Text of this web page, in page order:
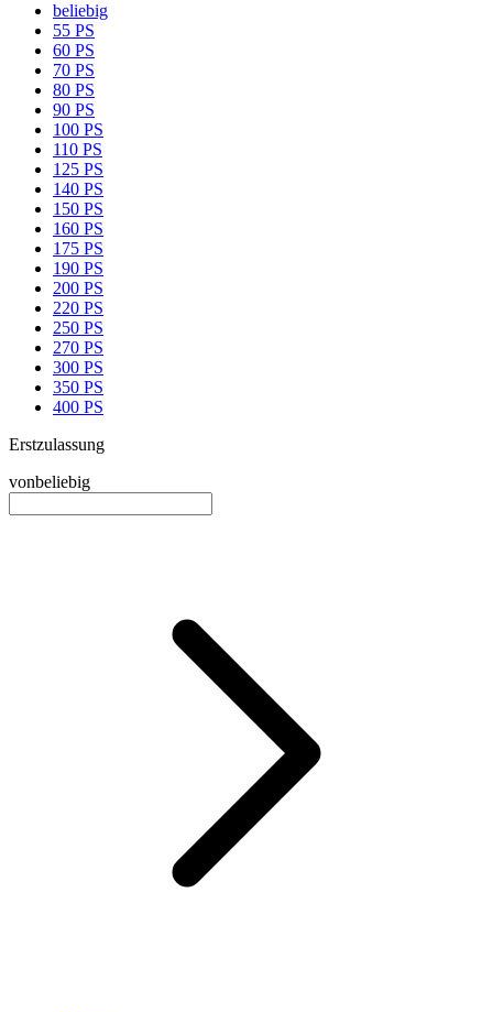
beliebig
55 PS
60 PS
70 PS
80 PS
90 PS
100 PS
110 PS
125 PS
140 PS
150 PS
160 PS
175 PS
190 PS
200 PS
220 PS
250 PS
270 PS
300 PS
350 PS
400 PS
Erstzulassung
vonbeliebig